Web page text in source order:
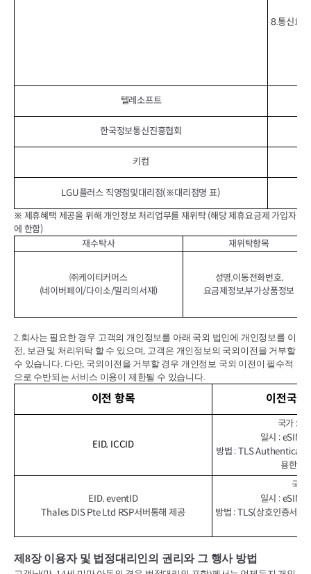
8.통신요
텔레소프트
한국정보통신진흥협회
키컴
LGU플러스 직영점및대리점(※대리점명 표)
※ 제휴혜택 제공을 위해 개인정보 처리업무를 재위탁 (해당 제휴요금제 가입자
에 한함)
재수탁사
재위탁항목
㈜케이티커머스
(네이버페이/다이소/밀리의서재)
성명,이동전화번호,
요금제정보,부가상품정보
2.회사는 필요한 경우 고객의 개인정보를 아래 국외 법인에 개인정보를 이
전, 보관 및 처리위탁 할 수 있으며, 고객은 개인정보의 국외이전을 거부할
수 있습니다. 다만, 국외이전을 거부할 경우 개인정보 국외 이전이 필수적
으로 수반되는 서비스 이용이 제한될 수 있습니다.
이전 항목 이전국가
EID, ICCID
국가 : 벨
일시 : eSIM
방법 : TLS
용한 원
EID, eventID
Thales DIS Pte Ltd RSP서버통해 제공
국가
일시 : eSIM
방법 : TLS(상호인증서기
제 8장 이용자 및 법정대리인의 권리와 그 행사 방법